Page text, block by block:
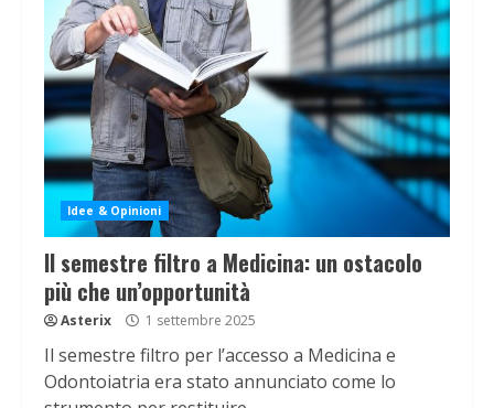
Idee & Opinioni
Il semestre filtro a Medicina: un ostacolo
più che un’opportunità
Asterix 1 settembre 2025
Il semestre filtro per l’accesso a Medicina e
Odontoiatria era stato annunciato come lo